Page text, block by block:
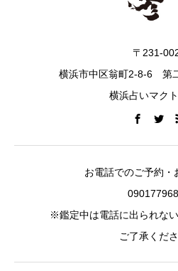
〒231-
横浜市中区翁町2-8-6 第
横浜占いマク
お電話でのご予約・
※鑑定中は電話に出られない
ご了承くださ